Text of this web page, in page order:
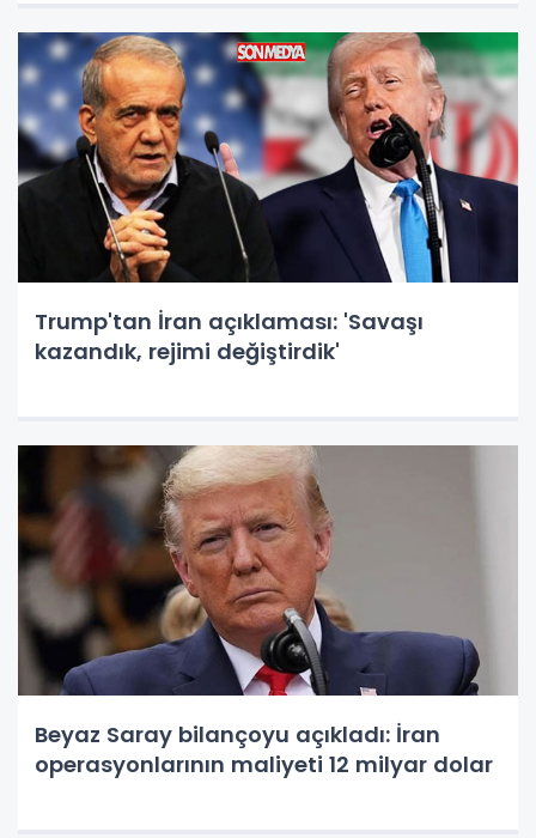
Trump'tan İran açıklaması: 'Savaşı
kazandık, rejimi değiştirdik'
Beyaz Saray bilançoyu açıkladı: İran
operasyonlarının maliyeti 12 milyar dolar